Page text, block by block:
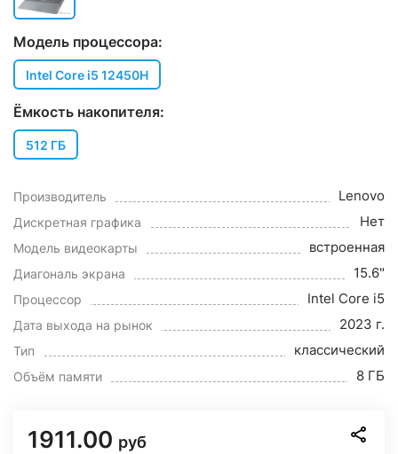
Модель процессора:
Intel Core i5 12450H
Ёмкость накопителя:
512 ГБ
Производитель Lenovo
Дискретная графика Нет
Модель видеокарты встроенная
Диагональ экрана 15.6"
Процессор Intel Core i5
Дата выхода на рынок 2023 г.
Тип классический
Объём памяти 8 ГБ
1911.00 руб